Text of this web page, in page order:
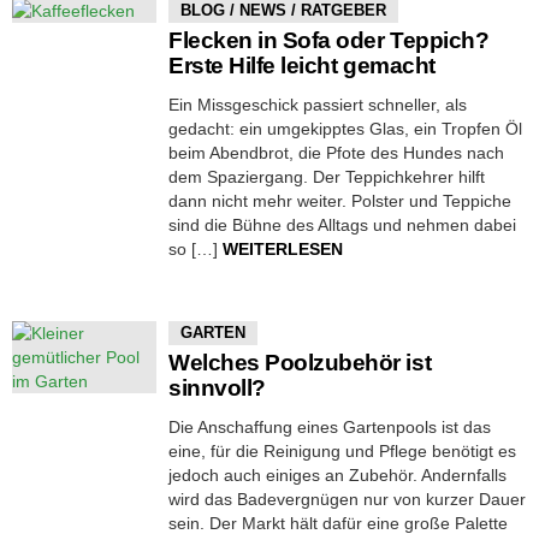
BLOG / NEWS / RATGEBER
Flecken in Sofa oder Teppich?
Erste Hilfe leicht gemacht
Ein Missgeschick passiert schneller, als
gedacht: ein umgekipptes Glas, ein Tropfen Öl
beim Abendbrot, die Pfote des Hundes nach
dem Spaziergang. Der Teppichkehrer hilft
dann nicht mehr weiter. Polster und Teppiche
sind die Bühne des Alltags und nehmen dabei
so […] WEITERLESEN
GARTEN
Welches Poolzubehör ist
sinnvoll?
Die Anschaffung eines Gartenpools ist das
eine, für die Reinigung und Pflege benötigt es
jedoch auch einiges an Zubehör. Andernfalls
wird das Badevergnügen nur von kurzer Dauer
sein. Der Markt hält dafür eine große Palette